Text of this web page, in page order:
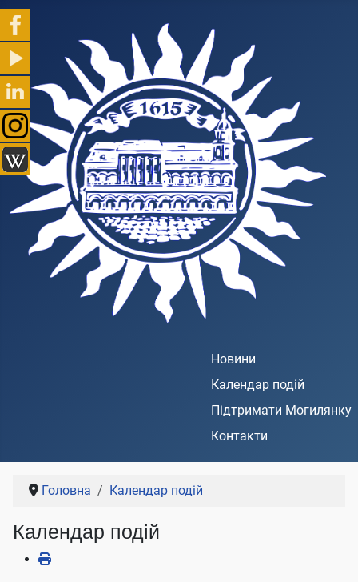
Новини
Календар подій
Підтримати Могилянку
Контакти
Головна Календар подій
Календар подій